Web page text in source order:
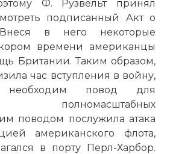
Ф. Рузвельт принял
подписанный Акт о
Внеся в него некоторые
времени американцы
Британии. Таким образом,
час вступления в войну,
повод для
полномасштабных
поводом послужила атака
американского флота,
в порту Перл-Харбор.